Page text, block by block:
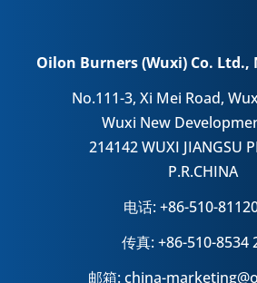
Oilon Burners (Wuxi) Co.
No.111-3, Xi Mei Road,
Wuxi New
214142 WUXI JIANGSU
P.R.CHINA
电话: +86-510-
传真: +86-510-8534
邮箱: china-